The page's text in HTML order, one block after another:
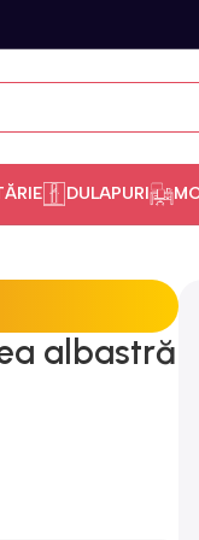
DULAPURI
albastră